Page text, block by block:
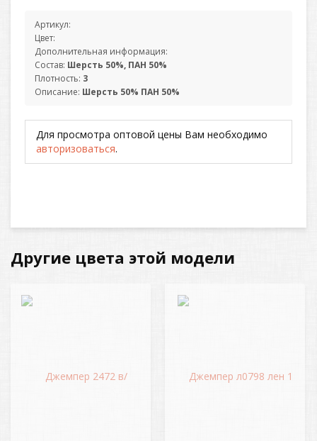
Артикул:
Цвет:
Дополнительная информация:
Состав: Шерсть 50%, ПАН 50%
Плотность: 3
Описание: Шерсть 50% ПАН 50%
Для просмотра оптовой цены Вам необходимо
авторизоваться.
Другие цвета этой модели